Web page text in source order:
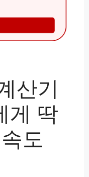
산기
게 딱
도